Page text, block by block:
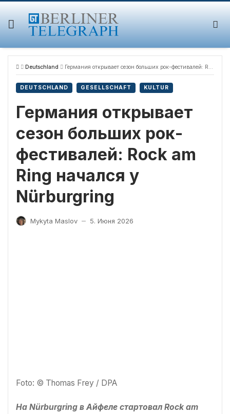
Skip
content
Deutschland Германия открывает сезон больших рок-фестивалей: Rock am Ring начался у Nürburgring
DEUTSCHLAND GESELLSCHAFT KULTUR
Германия открывает
сезон больших рок-
фестивалей: Rock am
Ring начался у
Nürburgring
Mykyta Maslov — 5. Июня 2026
Foto: © Thomas Frey / DPA
На Nürburgring в Айфеле стартовал Rock am